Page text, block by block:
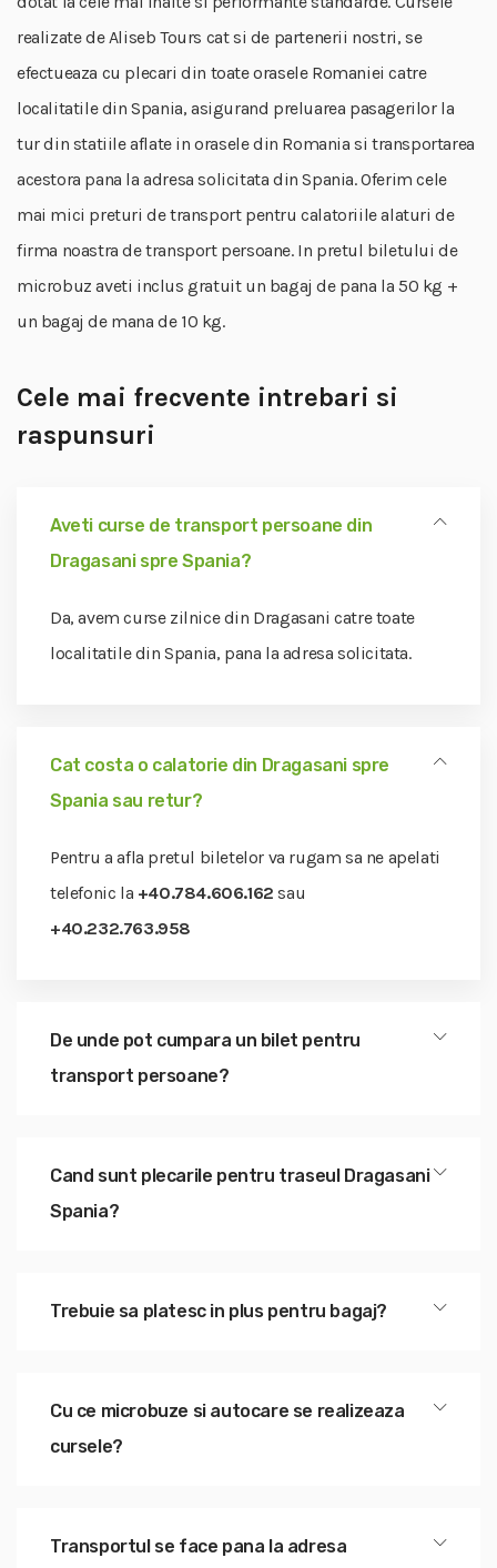
realizate de Aliseb Tours cat si de partenerii nostri, se
efectueaza cu plecari din toate orasele Romaniei catre
localitatile din Spania, asigurand preluarea pasagerilor la
tur din statiile aflate in orasele din Romania si transportarea
acestora pana la adresa solicitata din Spania. Oferim cele
mai mici preturi de transport pentru calatoriile alaturi de
firma noastra de transport persoane. In pretul biletului de
microbuz aveti inclus gratuit un bagaj de pana la 50 kg +
un bagaj de mana de 10 kg.
Cele mai frecvente intrebari si
raspunsuri
Aveti curse de transport persoane din
Dragasani spre Spania?
Da, avem curse zilnice din Dragasani catre toate
localitatile din Spania, pana la adresa solicitata.
Cat costa o calatorie din Dragasani spre
Spania sau retur?
Pentru a afla pretul biletelor va rugam sa ne apelati
telefonic la +40.784.606.162 sau
+40.232.763.958
De unde pot cumpara un bilet pentru
transport persoane?
Cand sunt plecarile pentru traseul Dragasani
Spania?
Trebuie sa platesc in plus pentru bagaj?
Cu ce microbuze si autocare se realizeaza
cursele?
Transportul se face pana la adresa